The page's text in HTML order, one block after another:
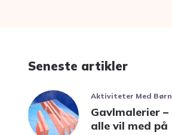
Seneste artikler
Aktiviteter Med Børn
Gavlmalerier
alle vil med på